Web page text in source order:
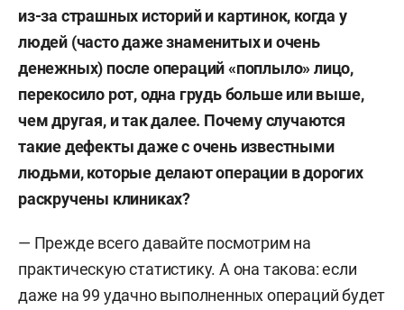
из-за страшных историй и картинок, когда у
людей (часто даже знаменитых и очень
денежных) после операций «поплыло» лицо,
перекосило рот, одна грудь больше или выше,
чем другая, и так далее. Почему случаются
такие дефекты даже с очень известными
людьми, которые делают операции в дорогих
раскручены клиниках?
— Прежде всего давайте посмотрим на
практическую статистику. А она такова: если
даже на 99 удачно выполненных операций будет